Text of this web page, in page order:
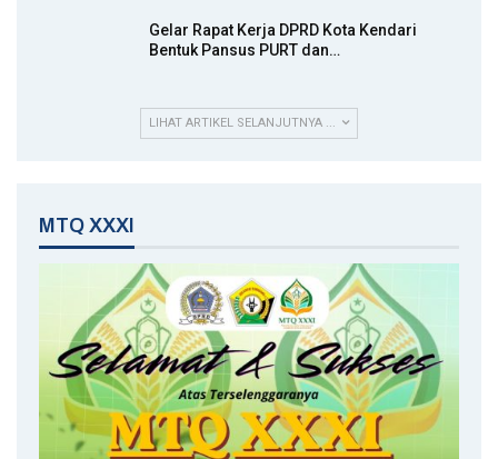
Gelar Rapat Kerja DPRD Kota Kendari
Bentuk Pansus PURT dan…
LIHAT ARTIKEL SELANJUTNYA ...
MTQ XXXI